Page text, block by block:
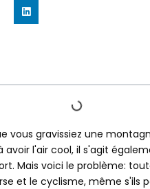
vous gravissiez une
l'air cool, il s'agit
Mais voici le problème:
et le cyclisme, même s'ils